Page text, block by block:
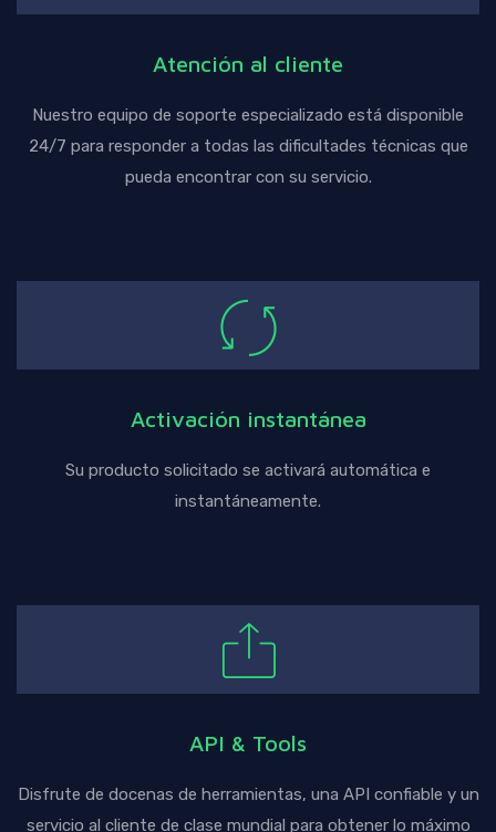
Atención al cliente
Nuestro equipo de soporte especializado está disponible
24/7 para responder a todas las dificultades técnicas que
pueda encontrar con su servicio.
Activación instantánea
Su producto solicitado se activará automática e
instantáneamente.
API & Tools
Disfrute de docenas de herramientas, una API confiable y un
servicio al cliente de clase mundial para obtener lo máximo